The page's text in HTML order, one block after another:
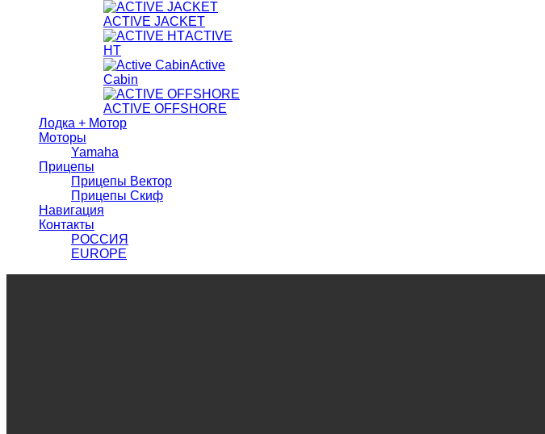
ACTIVE JACKET
ACTIVE
HT
Active
Cabin
ACTIVE OFFSHORE
Лодка + Мотор
Моторы
Yamaha
Прицепы
Прицепы Вектор
Прицепы Скиф
Навигация
Контакты
РОССИЯ
EUROPE